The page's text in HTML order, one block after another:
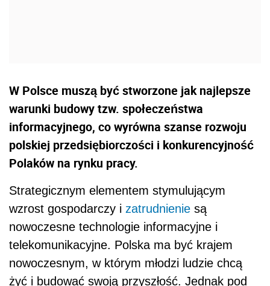
W Polsce muszą być stworzone jak najlepsze
warunki budowy tzw. społeczeństwa
informacyjnego, co wyrówna szanse rozwoju
polskiej przedsiębiorczości i konkurencyjność
Polaków na rynku pracy.
Strategicznym elementem stymulującym
wzrost gospodarczy i zatrudnienie są
nowoczesne technologie informacyjne i
telekomunikacyjne. Polska ma być krajem
nowoczesnym, w którym młodzi ludzie chcą
żyć i budować swoją przyszłość. Jednak pod